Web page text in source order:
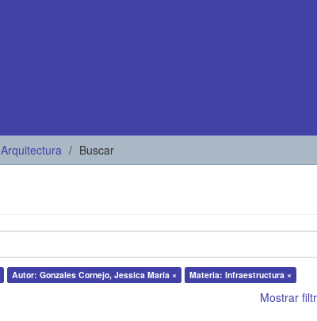
Arquitectura Buscar
Autor: Gonzales Cornejo, Jessica María × Materia: Infraestructura ×
Mostrar